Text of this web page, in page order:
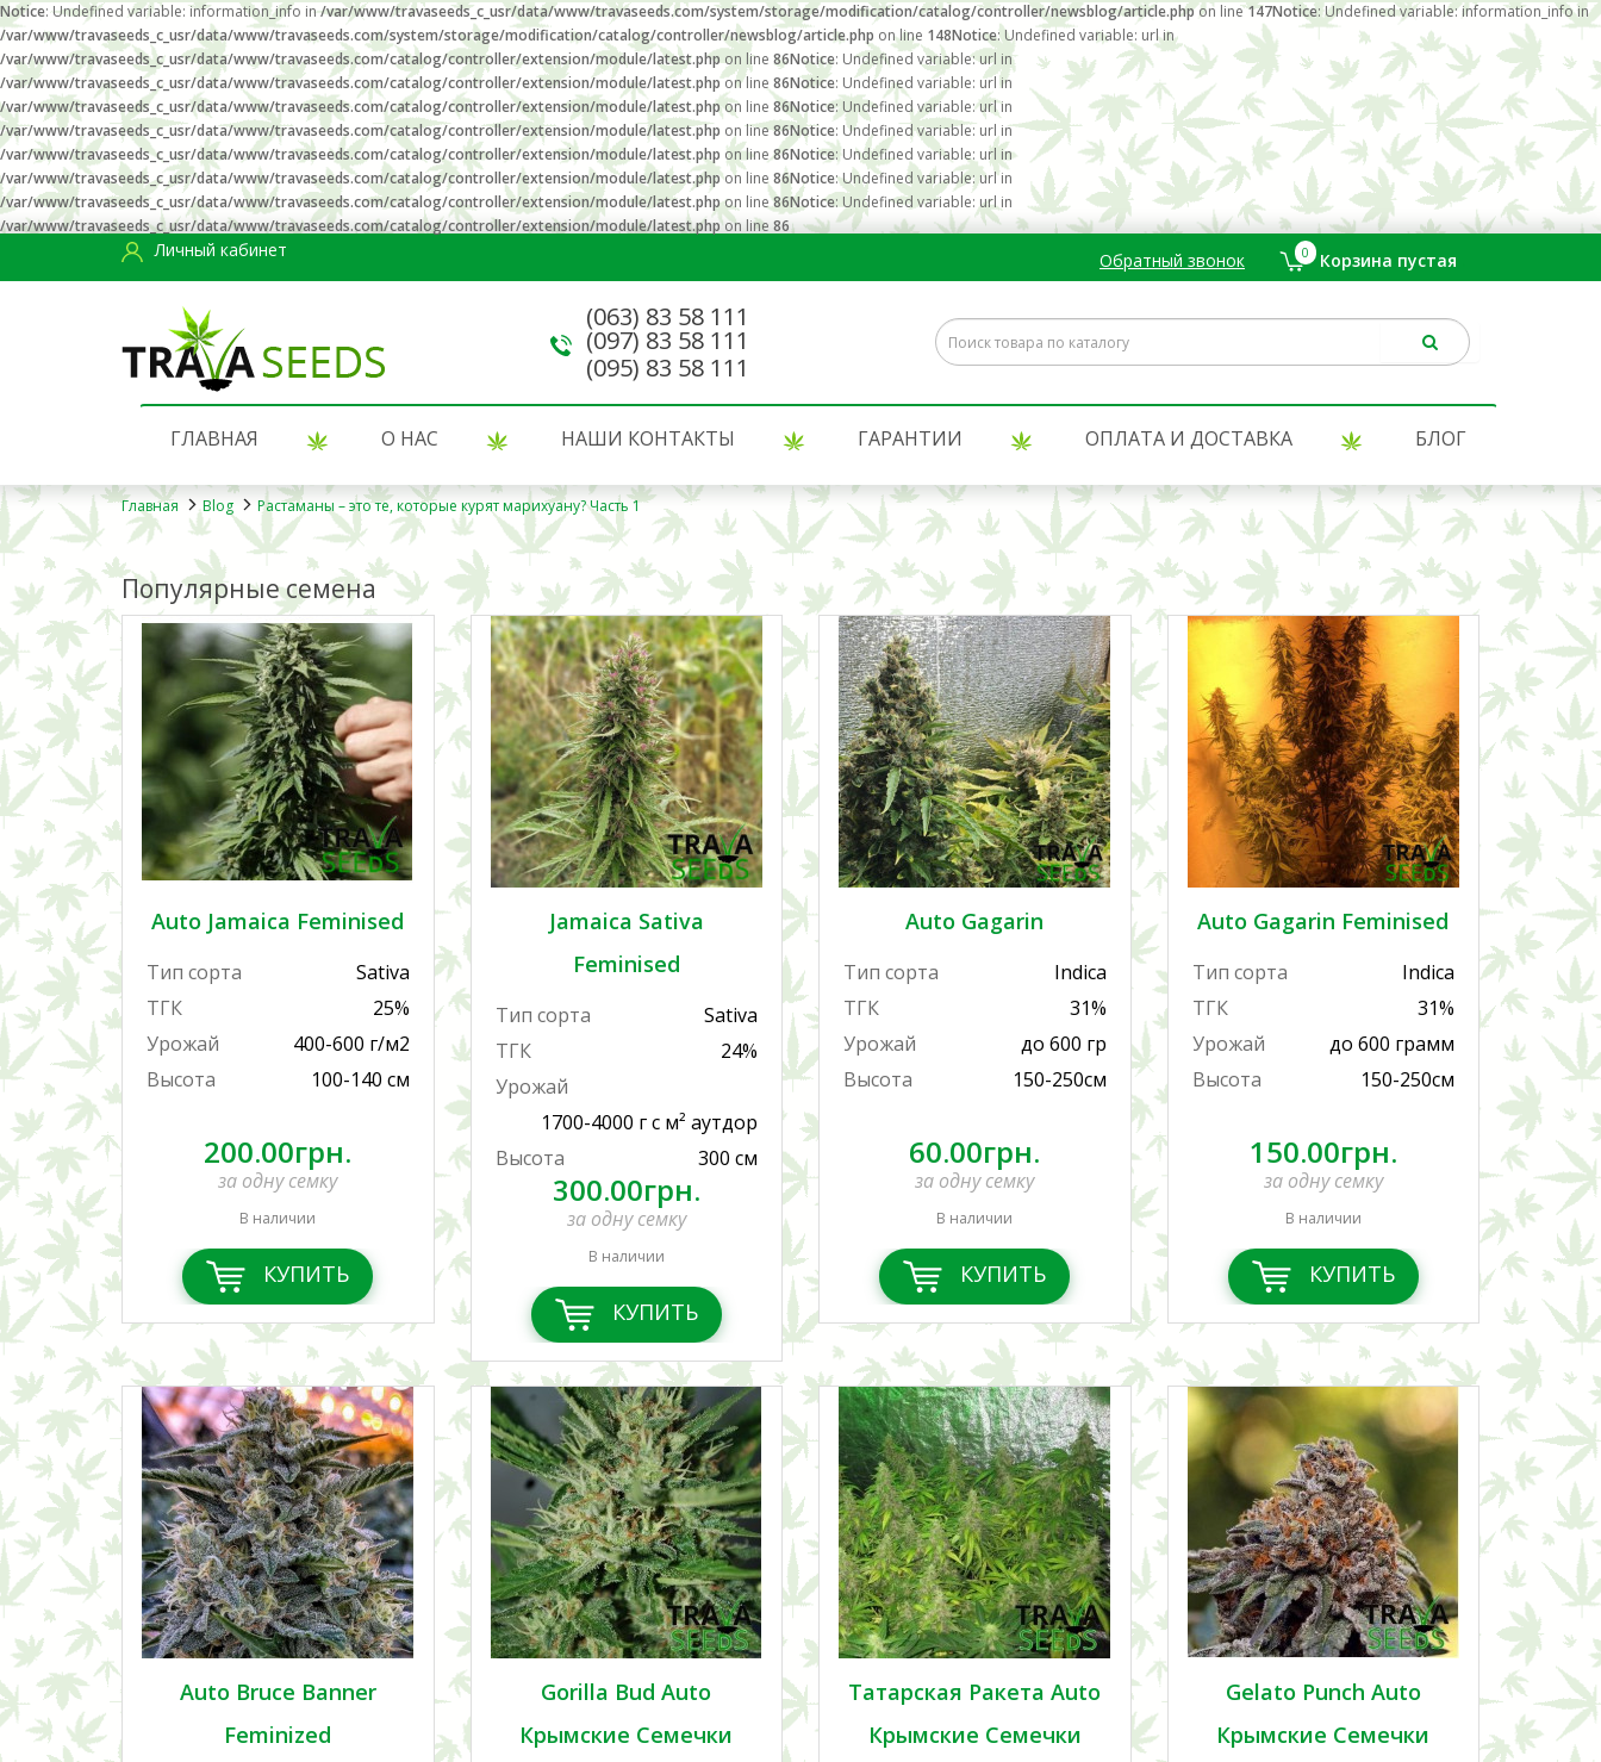
Notice: Undefined variable: information_info in/var/www/travaseeds_c_usr/data/www/travaseeds.com/system/storage/modification/catalog/controller/newsblog/article.phpon line147Notice: Undefined variable: information_info in
/var/www/travaseeds_c_usr/data/www/travaseeds.com/system/storage/modification/catalog/controller/newsblog/article.php on line 148Notice: Undefined variable: url in
/var/www/travaseeds_c_usr/data/www/travaseeds.com/catalog/controller/extension/module/latest.phpon line 86Notice: Undefined variable: url in
/var/www/travaseeds_c_usr/data/www/travaseeds.com/catalog/controller/extension/module/latest.phpon line 86Notice: Undefined variable: url in
/var/www/travaseeds_c_usr/data/www/travaseeds.com/catalog/controller/extension/module/latest.phpon line 86Notice: Undefined variable: url in
/var/www/travaseeds_c_usr/data/www/travaseeds.com/catalog/controller/extension/module/latest.php on line86Notice: Undefined variable: url in
/var/www/travaseeds_c_usr/data/www/travaseeds.com/catalog/controller/extension/module/latest.php on line86Notice: Undefined variable: url in
/var/www/travaseeds_c_usr/data/www/travaseeds.com/catalog/controller/extension/module/latest.phpon line 86Notice: Undefined variable: url in
/var/www/travaseeds_c_usr/data/www/travaseeds.com/catalog/controller/extension/module/latest.phpon line86Notice: Undefined variable: url in
/var/www/travaseeds_c_usr/data/www/travaseeds.com/catalog/controller/extension/module/latest.phpon line 86
Личный кабинет Обратный звонок 0 Корзина пустая
(063) 83 58 111
(097) 83 58 111
(095) 83 58 111
ГЛАВНАЯ О НАС НАШИ КОНТАКТЫ ГАРАНТИИ ОПЛАТА И ДОСТАВКА БЛОГ
Главная Blog Растаманы – это те, которые курят марихуану? Часть 1
Популярные семена
Auto Jamaica Feminised
Тип сорта
Sativa
ТГК
25%
Урожай
400-600 г/м2
Высота
100-140 см
200.00грн.
за одну семку
В наличии
КУПИТЬ
Jamaica Sativa
Feminised
Тип сорта
Sativa
ТГК
24%
Урожай
1700-4000 г с м² аутдор
Высота
300 см
300.00грн.
за одну семку
В наличии
КУПИТЬ
Auto Gagarin
Тип сорта
Indica
ТГК
31%
Урожай
до 600 гр
Высота
150-250см
60.00грн.
за одну семку
В наличии
КУПИТЬ
Auto Gagarin Feminised
Тип сорта
Indica
ТГК
31%
Урожай
до 600 грамм
Высота
150-250см
150.00грн.
за одну семку
В наличии
КУПИТЬ
Auto Bruce Banner
Feminized
Gorilla Bud Auto
Крымские Семечки
Татарская Ракета Auto
Крымские Семечки
Gelato Punch Auto
Крымские Семечки